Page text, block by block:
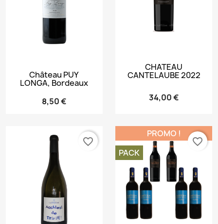
Château PUY
LONGA, Bordeaux
8,50 €
CHATEAU
CANTELAUBE 2022
34,00 €
favorite_border
PROMO !
PACK
favorite_border